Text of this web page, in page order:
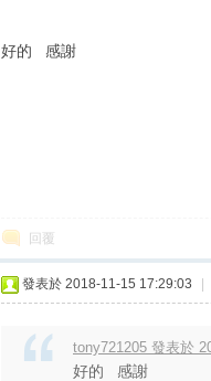
好的 感謝
回覆
發表於 2018-11-15 17:29:03
tony721205 發表於
好的 感謝